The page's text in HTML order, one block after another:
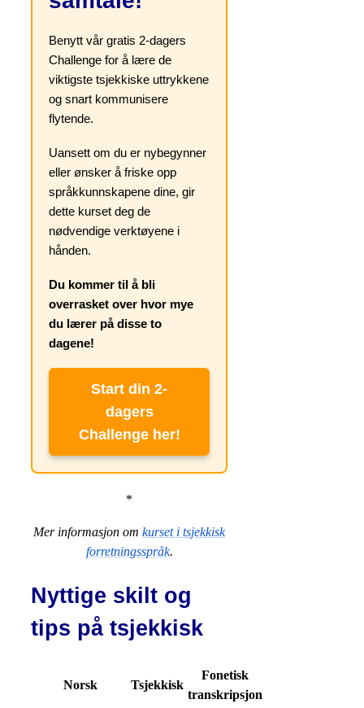
Benytt vår gratis 2-dagers
Challenge for å lære de
viktigste tsjekkiske uttrykkene
og snart kommunisere
flytende.
Uansett om du er nybegynner
eller ønsker å friske opp
språkkunnskapene dine, gir
dette kurset deg de
nødvendige verktøyene i
hånden.
Du kommer til å bli
overrasket over hvor mye
du lærer på disse to
dagene!
Start din 2-
dagers
Challenge her!
*
Mer informasjon omkurset i tsjekkisk
forretningsspråk.
Nyttige skilt og
tips på tsjekkisk
Norsk Tsjekkisk
Fonetisk
transkripsjon